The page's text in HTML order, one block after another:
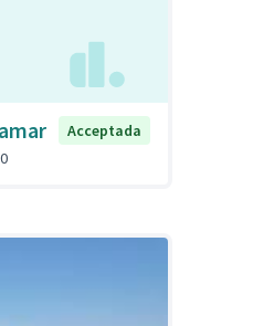
Acceptada
0